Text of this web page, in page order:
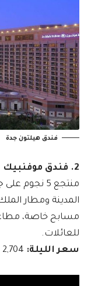
فندق هيلتون جدة
2. فندق موفنبيك النورس
المدينة ومطار
مسابح خاصة،
للعائلات.
سعر الليلة: